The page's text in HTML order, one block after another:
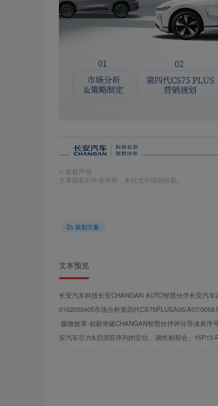
© 版权声明
文章版权归作者所有，未经允许请勿转载。
策划方案
文本预览
长安汽车科技长安CHANGAN AUTO智慧伙伴长安汽
0102030405市场分析第四代CS75PLUSA05/A07/
·极致效率·创新突破CHANGAN智慧伙伴评分导读表
安汽车引力&启源双序列的定位、调性相契合。
析、竞品分析、本品分析、机会识别、分析小结